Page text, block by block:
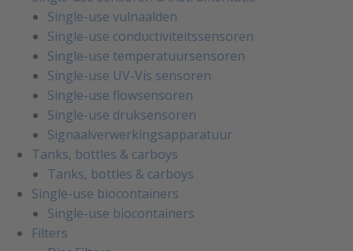
Single-use vulnaalden
Single-use conductiviteitssensoren
Single-use temperatuursensoren
Single-use UV-Vis sensoren
Single-use flowsensoren
Single-use druksensoren
Signaalverwerkingsapparatuur
Tanks, bottles & carboys
Tanks, bottles & carboys
Single-use biocontainers
Single-use biocontainers
Filters